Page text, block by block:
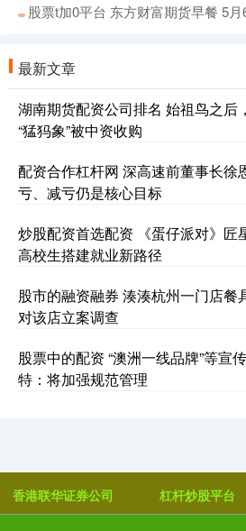
股票t加0平台 东方财富期货早餐 5
最新文章
湖南期货配资公司排名 始祖鸟之后
“猛犸象”被中资收购
配资合作杠杆网 深高速前董事长徐
亏、减亏仍是核心目标
炒股配资首选配资 《蛋仔派对》匠
高校生搭建就业新路径
股市的融资融券 湊湊杭州一门店餐
对该店立案调查
股票中的配资 “澳洲一线品牌”等宣
特：将加强规范管理
香港联华证券公司 杠杆炒股平台